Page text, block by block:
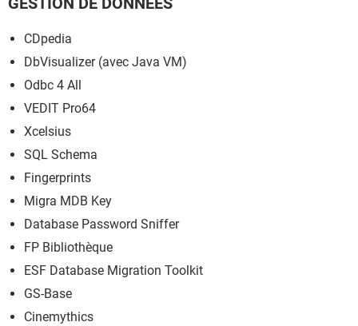
CDpedia
DbVisualizer (avec Java VM)
Odbc 4 All
VEDIT Pro64
Xcelsius
SQL Schema
Fingerprints
Migra MDB Key
Database Password Sniffer
FP Bibliothèque
ESF Database Migration Toolkit
GS-Base
Cinemythics